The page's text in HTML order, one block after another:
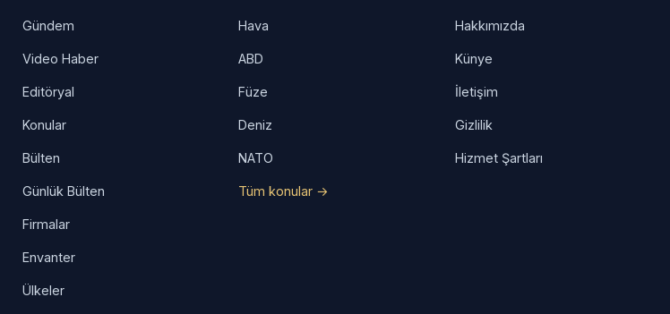
Gündem
Video Haber
Editöryal
Konular
Bülten
Günlük Bülten
Firmalar
Envanter
Ülkeler
Hava
ABD
Füze
Deniz
NATO
Tüm konular →
Hakkımızda
Künye
İletişim
Gizlilik
Hizmet Şartları